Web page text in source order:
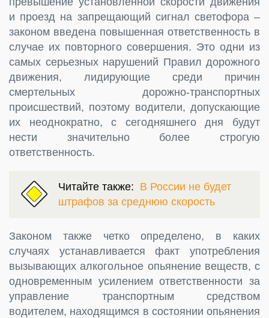
и проезд на запрещающий сигнал светофора –
законом введена повышенная ответственность в
случае их повторного совершения. Это одни из
самых серьезных нарушений Правил дорожного
движения, лидирующие среди причин
смертельных дорожно-транспортных
происшествий, поэтому водители, допускающие
их неоднократно, с сегодняшнего дня будут
нести значительно более строгую
ответственность.
Читайте также: В России не будет
штрафов за среднюю скорость
Законом также четко определено, в каких
случаях устанавливается факт употребления
вызывающих алкогольное опьянение веществ, с
одновременным усилением ответственности за
управление транспортным средством
водителем, находящимся в состоянии опьянения